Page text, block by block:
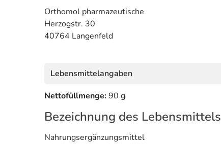
Orthomol pharmazeutische
Herzogstr. 30
40764 Langenfeld
Lebensmittelangaben
Nettofüllmenge:90 g
Bezeichnung des Lebensmittels
Nahrungsergänzungsmittel